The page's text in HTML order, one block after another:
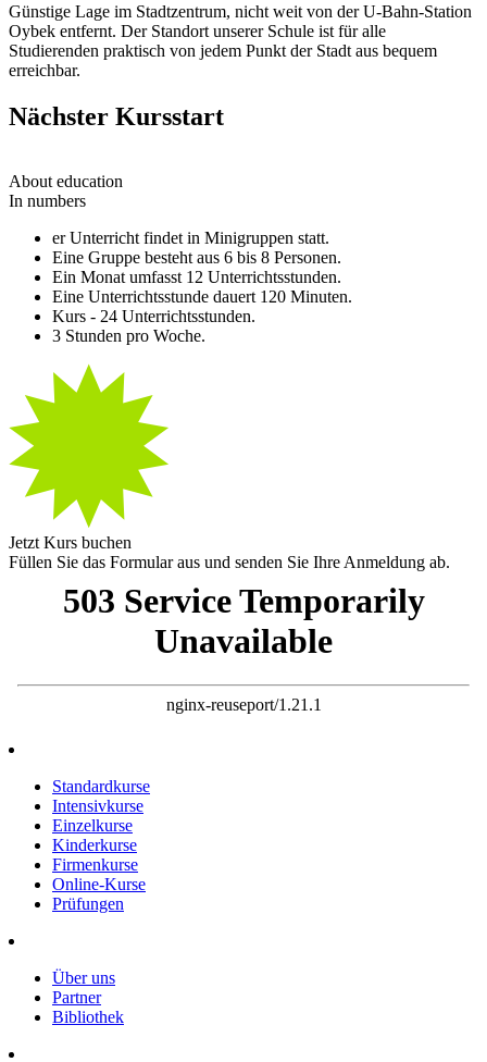
Günstige Lage im Stadtzentrum, nicht weit von der U-Bahn-Station
Oybek entfernt. Der Standort unserer Schule ist für alle
Studierenden praktisch von jedem Punkt der Stadt aus bequem
erreichbar.
Nächster Kursstart
About education
In numbers
er Unterricht findet in Minigruppen statt.
Eine Gruppe besteht aus 6 bis 8 Personen.
Ein Monat umfasst 12 Unterrichtsstunden.
Eine Unterrichtsstunde dauert 120 Minuten.
Kurs - 24 Unterrichtsstunden.
3 Stunden pro Woche.
Jetzt Kurs buchen
Füllen Sie das Formular aus und senden Sie Ihre Anmeldung ab.
Standardkurse
Intensivkurse
Einzelkurse
Kinderkurse
Firmenkurse
Online-Kurse
Prüfungen
Über uns
Partner
Bibliothek